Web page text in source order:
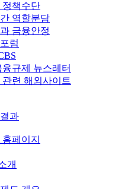
정책수단
역할분담
금융안정
럼
규제 뉴스레터
련 해외사이트
과
페이지
개